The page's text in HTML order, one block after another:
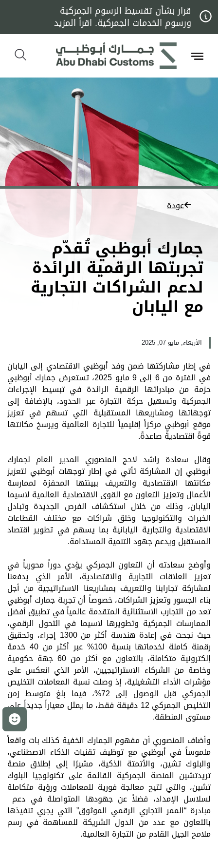
قرار بشأن تقسيط الرسوم الجمركية
ورسوم الخدمات الجمركية. اقرأ المزيد
عودة
جمارك أبوظبي تُقدّم
تجربتها الرقمية الرائدة
لدعم الشراكات التجارية
مع اليابان
الأربعاء, مايو 07, 2025
في إطار مشاركتها ضمن وفد أبوظبي الاقتصادي إلى اليابان
في الفترة من 6 إلى 9 مايو 2025، تستعرض جمارك أبوظبي
حزمة من مبادراتها الرقمية الرائدة في تبسيط الإجراءات
الجمركية وتسهيل حركة التجارة عبر الحدود، بالإضافة إلى
توجهاتها ومشاريعها المستقبلية التي تسهم في تعزيز
موقع أبوظبي مركزاً إقليمياً للتجارة العالمية ويرسخ مكانتها
قوةً اقتصاديةً صاعدةً.
وقال سعادة راشد لاحج المنصوري المدير العام لجمارك
أبوظبي إن المشاركة تأتي في إطار توجهات أبوظبي لتعزيز
مكانتها الاقتصادية والتعريف ببيئتها المحفزة لممارسة
الأعمال وتعزيز التعاون مع القوى الاقتصادية العالمية لاسيما
اليابان، وذلك من خلال استكشاف الفرص الجديدة وتبادل
الخبرات والتكنولوجيا وخلق شراكات مع مختلف القطاعات
الاقتصادية والتجارية اليابانية بما يسهم في تطوير اقتصاد
المستقبل ويدعم جهود التنمية المستدامة.
وأوضح سعادته أن التعاون الجمركي يؤدي دوراً محورياً في
تعزيز العلاقات التجارية والاقتصادية، الأمر الذي يدفعنا
لمشاركة تجارابنا والتعريف بمشاريعنا الاستراتيجية من أجل
بناء الجسور وتعزيز الشراكات، خصوصاً أن تجربة جمارك أبوظبي
تعد من التجارب الاستثنائية المتقدمة عالمياً في تطبيق أفضل
الممارسات الجمركية وتطويرها لاسيما في التحول الرقمي،
حيث نجحت في إعادة هندسة أكثر من 1300 إجراء، وتحقيق
رقمنة كاملة لخدماتها بنسبة 100% عبر أكثر من 40 خدمة
إلكترونية متكاملة، بالتعاون مع أكثر من 60 جهة حكومية
وخاصة من الشركاء الاستراتيجيين، الأمر الذي انعكس على
مؤشرات الأداء التشغيلية، إذ وصلت نسبة المعاملات التخليص
الجمركي قبل الوصول إلى 72%، فيما بلغ متوسط زمن
التخليص الجمركي 12 دقيقة فقط، ما يمثل معياراً جديداً على
مستوى المنطقة.
وأضاف المنصوري أن مفهوم الجمارك الخفية كذلك بات واقعاً
ملموساً في أبوظبي مع توظيف تقنيات الذكاء الاصطناعي،
والبلوك تشين، والأتمتة الذكية، مشيرًا إلى إطلاق منصة
تريدتشين المنصة الجمركية القائمة على تكنولوجيا البلوك
تشين، والتي تتيح معالجة فورية للمعاملات ورؤية متكاملة
لسلاسل الإمداد، فضلاً عن جهودها المتواصلة في دعم
مبادرة “الممر التجاري الرقمي الموثوق” التي يجري تنفيذها
بالتعاون مع عدد من الدول الشريكة للمساهمة في رسم
ملامح الجيل القادم من التجارة العالمية.